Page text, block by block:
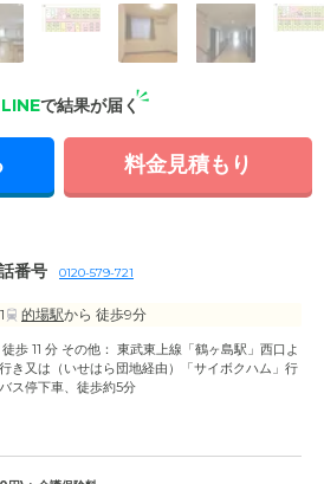
LINEで結果が届く
料金見積もり
番号 0120-579-721
的場駅から 徒歩9分
歩 11 分 その他： 東武東上線「鶴ヶ島駅」西口よ
き又は（いせはら団地経由）「サイボクハム」行
ス停下車、徒歩約5分